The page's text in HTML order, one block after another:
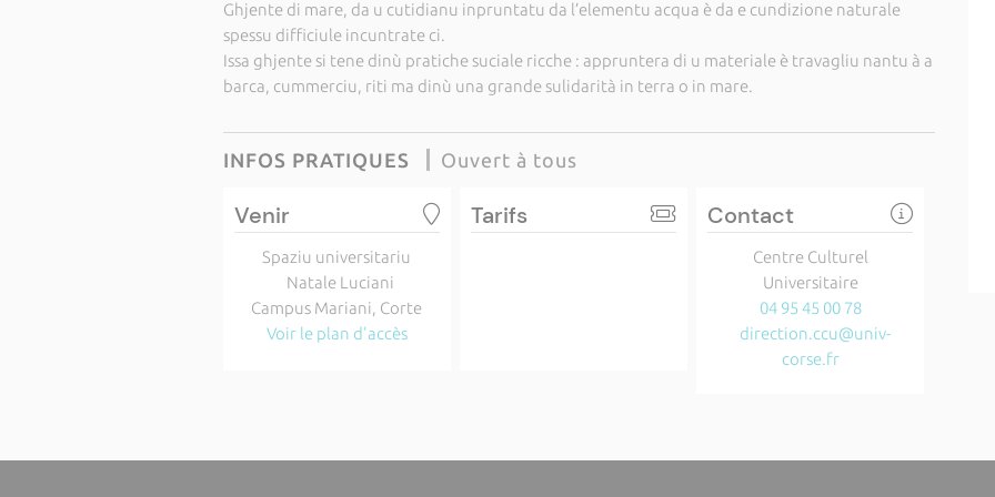
Ghjente di mare, da u cutidianu inpruntatu da l’elementu acqua è da e cundizione naturale
spessu difficiule incuntrate ci.
Issa ghjente si tene dinù pratiche suciale ricche : appruntera di u materiale è travagliu nantu à a
barca, cummerciu, riti ma dinù una grande sulidarità in terra o in mare.
INFOS PRATIQUES Ouvert à tous
Venir
Spaziu universitariu
Natale Luciani
Campus Mariani, Corte
Voir le plan d'accès
Tarifs Contact
Centre Culturel
Universitaire
04 95 45 00 78
direction.ccu@univ-
corse.fr